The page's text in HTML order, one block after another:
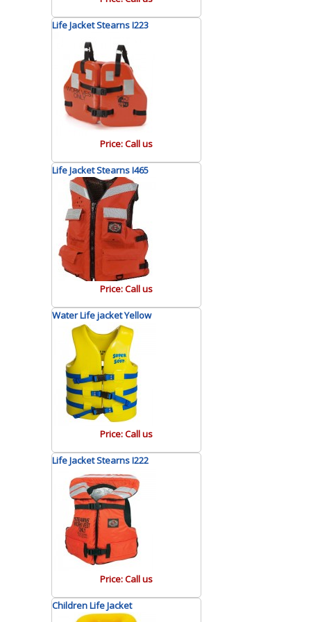
1×24 jam. Walaupun berkurang,
pengguna akan aman dan selalu
terapung ketika mengenakannya.
Pelampung udara co2
atau udara
Jenis pelampung satu ini
menggunakan co2 atau udara. Cara
menggunakannya simple sekali, ada
yang otomatis dan di tiup. Nantinya
pada jaket pelampung akan
diberikan rongga yang bisa diisi oleh
udara maupun kain.
Fungsi dari jaket pelampung untuk
berjaga-jaga apabila diperlukan lalu
ditemukan pada alat keselamatan
pesawat terbang, kapal laut, dan
perlombaan olahraga dayung.
Pengguna jaket pelampung ini
membutuhkan pertolongan segera,
sebab setiap jaket safety ini
mempunyai durasi pemakaian,
kurang lebih selama 8 jam. Apabila
digunakan dalam kegiatan air,
setelahnya daya apung akan
berkurang dengan sendirinya.
Jika anda membutuhkan produk life
jacket berkualitas. Bisa kunjungi
tokoRian Jaya Safety
mendapatkan informasi
selengkapnya, bisa hubungi kontak
person kami disini.
Life Jacket Stearns I223
Price: Call us
Life Jacket Stearns I465
Price: Call us
Water Life jacket Yellow
Price: Call us
Life Jacket Stearns I222
Price: Call us
Children Life Jacket